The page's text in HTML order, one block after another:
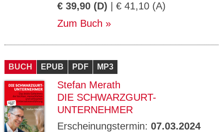
€ 39,90 (D) | € 41,10 (A)
Zum Buch
BUCH EPUB PDF MP3
Stefan Merath
DIE SCHWARZGURT-
UNTERNEHMER
Erscheinungstermin: 07.03.2024